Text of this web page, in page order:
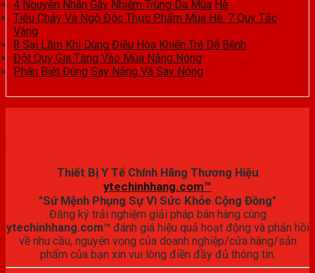
4 Nguyên Nhân Gây Nhiễm Trùng Da Mùa Hè
Tiêu Chảy Và Ngộ Độc Thực Phẩm Mùa Hè: 7 Quy Tắc
Vàng
8 Sai Lầm Khi Dùng Điều Hòa Khiến Trẻ Dễ Bệnh
Đột Quỵ Gia Tăng Vào Mùa Nắng Nóng
Phân Biệt Đúng Say Nắng Và Say Nóng
Thiết Bị Y Tế Chính Hãng Thương Hiệu
ytechinhhang.com™
"Sứ Mệnh Phụng Sự Vì Sức Khỏe Cộng Đồng"
Đăng ký trải nghiệm giải pháp bán hàng cùng
ytechinhhang.com™ đánh giá hiệu quả hoạt động và phản hồi
về nhu cầu, nguyện vọng của doanh nghiệp/cửa hàng/sản
phẩm của bạn xin vui lòng điền đầy đủ thông tin.